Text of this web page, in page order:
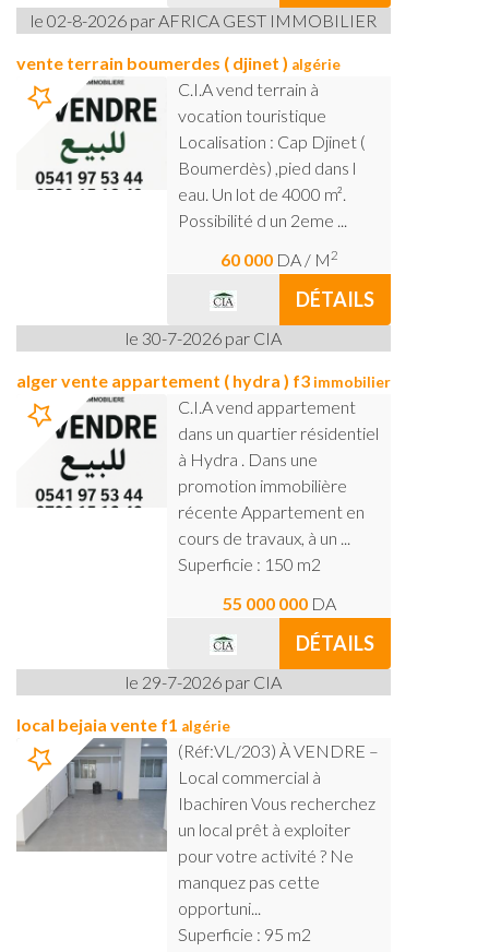
le 02-8-2026 par AFRICA GEST IMMOBILIER
vente terrain boumerdes ( djinet ) algérie
C.I.A vend terrain à
vocation touristique
Localisation : Cap Djinet (
Boumerdès) ,pied dans l
eau. Un lot de 4000 m².
Possibilité d un 2eme ...
60 000 DA/ M2
DÉTAILS
le 30-7-2026 par CIA
alger vente appartement ( hydra ) f3immobilier
C.I.A vend appartement
dans un quartier résidentiel
à Hydra . Dans une
promotion immobilière
récente Appartement en
cours de travaux, à un ...
Superficie : 150 m2
55 000 000 DA
DÉTAILS
le 29-7-2026 par CIA
local bejaia vente f1 algérie
(Réf:VL/203) À VENDRE –
Local commercial à
Ibachiren Vous recherchez
un local prêt à exploiter
pour votre activité ? Ne
manquez pas cette
opportuni...
Superficie : 95 m2